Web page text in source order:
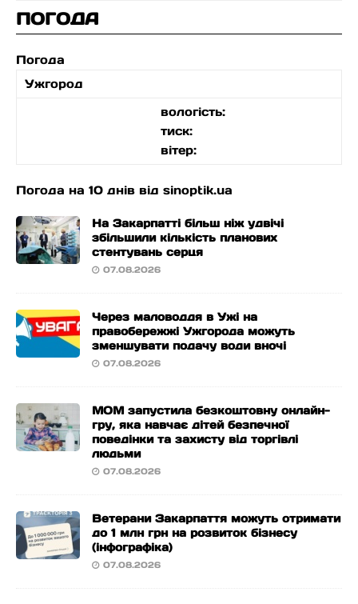
ПОГОДА
Погода
Ужгород
вологість:
тиск:
вітер:
Погода на 10 днів від sinoptik.ua
На Закарпатті більш ніж удвічі
збільшили кількість планових
стентувань серця
07.08.2026
Через маловоддя в Ужі на
правобережжі Ужгорода можуть
зменшувати подачу води вночі
07.08.2026
МОМ запустила безкоштовну онлайн-
гру, яка навчає дітей безпечної
поведінки та захисту від торгівлі
людьми
07.08.2026
Ветерани Закарпаття можуть отримати
до 1 млн грн на розвиток бізнесу
(інфографіка)
07.08.2026